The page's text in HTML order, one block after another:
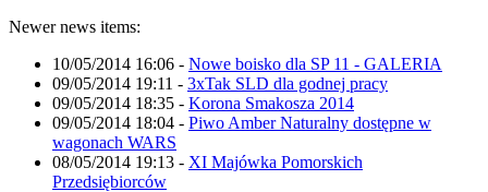
Newer news items:
10/05/2014 16:06 - Nowe boisko dla SP 11 - GALERIA
09/05/2014 19:11 - 3xTak SLD dla godnej pracy
09/05/2014 18:35 - Korona Smakosza 2014
09/05/2014 18:04 - Piwo Amber Naturalny dostępne w
wagonach WARS
08/05/2014 19:13 - XI Majówka Pomorskich
Przedsiębiorców